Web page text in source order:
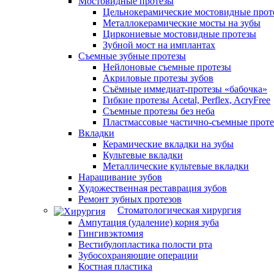
Цельнокерамические мостовидные
Металлокерамические мосты на зубы
Циркониевые мостовидные протезы
Зубной мост на имплантах
Съемные зубные протезы
Нейлоновые съемные протезы
Акриловые протезы зубов
Съёмные иммедиат‑протезы «бабочка»
Гибкие протезы Acetal, Perflex, AcryFree
Съемные протезы без неба
Пластмассовые частично-съемные
Вкладки
Керамические вкладки на зубы
Культевые вкладки
Металлические культевые вкладки
Наращивание зубов
Художественная реставрация зубов
Ремонт зубных протезов
Стоматологическая хирургия
Ампутация (удаление) корня зуба
Гингивэктомия
Вестибулопластика полости рта
Зубосохраняющие операции
Костная пластика